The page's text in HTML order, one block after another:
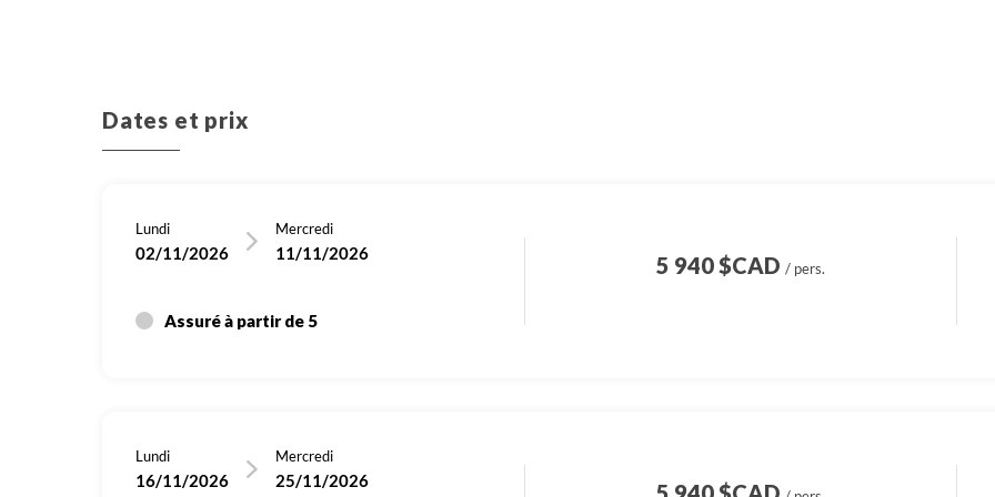
Dates et prix
Lundi
02/11/2026
Mercredi
11/11/2026
Assuré à partir de 5
5 940 $CAD / pers.
Lundi
16/11/2026
Mercredi
25/11/2026